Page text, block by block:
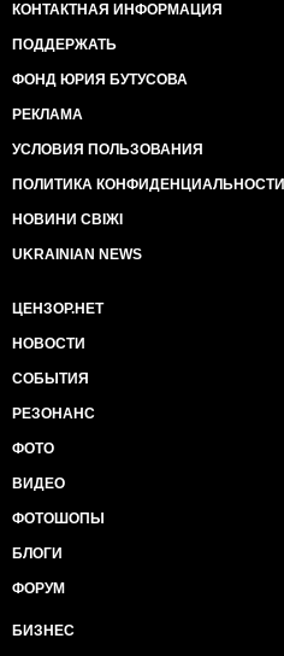
КОНТАКТНАЯ ИНФОРМАЦИЯ
ПОДДЕРЖАТЬ
ФОНД ЮРИЯ БУТУСОВА
РЕКЛАМА
УСЛОВИЯ ПОЛЬЗОВАНИЯ
ПОЛИТИКА КОНФИДЕНЦИАЛЬНОСТИ
НОВИНИ СВІЖІ
UKRAINIAN NEWS
ЦЕНЗОР.НЕТ
НОВОСТИ
СОБЫТИЯ
РЕЗОНАНС
ФОТО
ВИДЕО
ФОТОШОПЫ
БЛОГИ
ФОРУМ
БИЗНЕС